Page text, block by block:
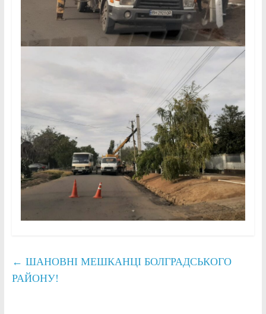
← ШАНОВНІ МЕШКАНЦІ БОЛГРАДСЬКОГО
РАЙОНУ!